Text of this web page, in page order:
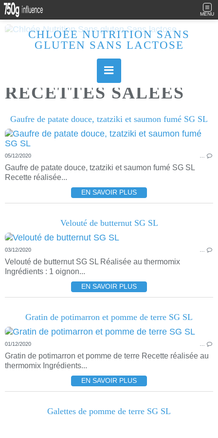
MENU
CHLOÉE NUTRITION SANS
GLUTEN SANS LACTOSE
RECETTES SALEES
Gaufre de patate douce, tzatziki et saumon fumé SG SL
05/12/2020
Gaufre de patate douce, tzatziki et saumon fumé SG SL
Recette réalisée...
EN SAVOIR PLUS
Velouté de butternut SG SL
03/12/2020
Velouté de butternut SG SL Réalisée au thermomix
Ingrédients : 1 oignon...
EN SAVOIR PLUS
Gratin de potimarron et pomme de terre SG SL
01/12/2020
Gratin de potimarron et pomme de terre Recette réalisée au
thermomix Ingrédients...
EN SAVOIR PLUS
Galettes de pomme de terre SG SL